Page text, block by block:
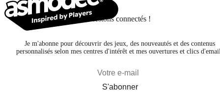
Restons connectés !
Je m'abonne pour découvrir des jeux, des nouveautés et des contenus
personnalisés selon mes centres d'intérêt et mes ouvertures et clics
S'abonner